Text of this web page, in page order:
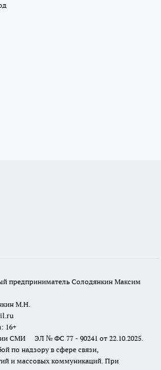
предприниматель Солодянкин Максим
М.Н.
16+
СМИ ЭЛ № ФС 77 - 90241 от 22.10.2025.
по надзору в сфере связи,
и массовых коммуникаций. При